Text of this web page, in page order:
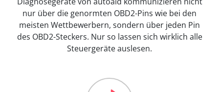
nur über die genormten OBD2-Pins wie bei den
meisten Wettbewerbern, sondern über jeden Pin
des OBD2-Steckers. Nur so lassen sich wirklich alle
Steuergeräte auslesen.